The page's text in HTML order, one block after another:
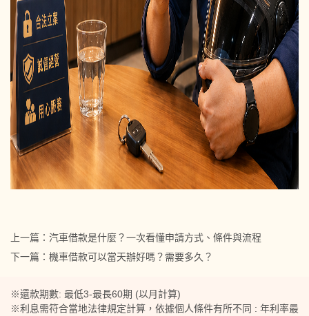
上一篇： 汽車借款是什麼？一次看懂申請方式、條件與流程
下一篇： 機車借款可以當天辦好嗎？需要多久？
※還款期數: 最低3-最長60期 (以月計算)
※利息需符合當地法律規定計算，依據個人條件有所不同 : 年利率最